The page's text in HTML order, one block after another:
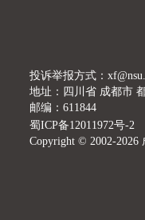
投诉举报方式：
地址：四川省 成都市
邮编：611844
蜀ICP备12011972号-2
Copyright © 2002-2026